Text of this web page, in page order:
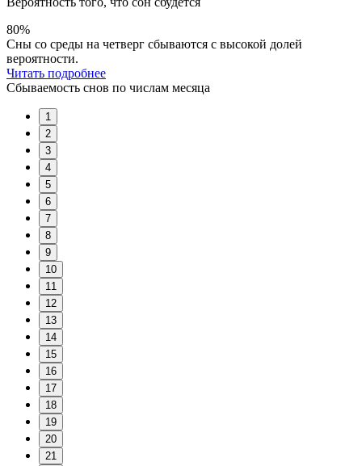
80%
Сны со среды на четверг сбываются с высокой долей
вероятности.
Читать подробнее
Сбываемость снов по числам месяца
1
2
3
4
5
6
7
8
9
10
11
12
13
14
15
16
17
18
19
20
21